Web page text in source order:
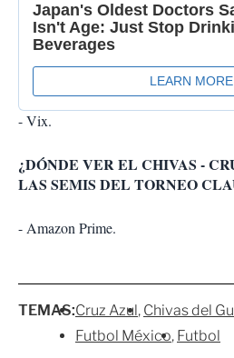
- Vix.
¿DÓNDE VER EL CHIVAS -
LAS SEMIS DEL TORNEO
- Amazon Prime.
TEMAS:Cruz Azul Chivas del
Futbol México Futbol